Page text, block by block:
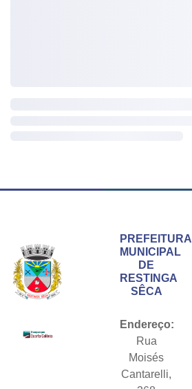
PREFEITURA
MUNICIPAL
DE
RESTINGA
SÊCA
Endereço:
Rua
Moisés
Cantarelli,